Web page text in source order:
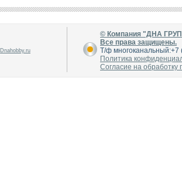
Dnahobby.ru
© Компания "ДНА
Все права защищены.
Т/ф
Политика
Согласие на